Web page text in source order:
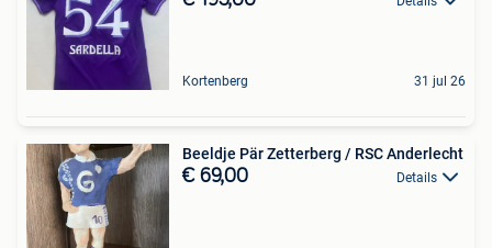
Kortenberg 31 jul 26
Beeldje Pär Zetterberg / RSC Anderlecht
€ 69,00 Details